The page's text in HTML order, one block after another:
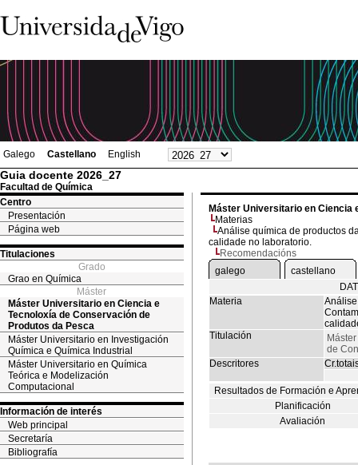
Galego Castellano English
Guia docente 2026_27
Facultad de Química
Centro
Presentación
Página web
Titulaciones
Grado
Grao en Química
Máster
Máster Universitario en Ciencia e
Tecnoloxía de Conservación de
Produtos da Pesca
Máster Universitario en Investigación
Química e Química Industrial
Máster Universitario en Química
Teórica e Modelización
Computacional
Información de interés
Web principal
Secretaría
Bibliografía
Máster Universitario en Ciencia
Materias
Análise química de productos
calidade no laboratorio.
Recomendacións
galego
castellano
Materia
Titulación
de
Descritores
Resultados de Formación e
Planificación
Avaliación